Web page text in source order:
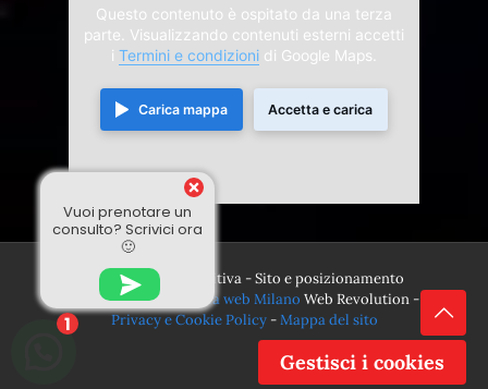
Questo contenuto è ospitato da una terza
parte. Visualizzando contenuti esterni accetti
i Termini e condizioni di Google Maps.
Carica mappa Accetta e carica
© 2024 Divina Sensitiva - Sito e posizionamento
realizzato dall'
Agenzia web Milano Web Revolution -
Privacy e Cookie Policy-Mappa del sito
Vuoi prenotare un
consulto? Scrivici ora
🙂
1
Gestisci i cookies